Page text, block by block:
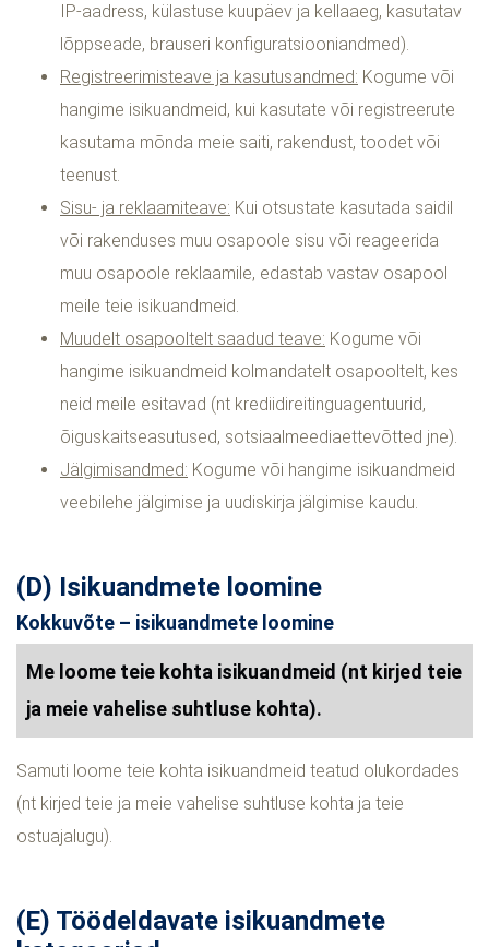
IP-aadress, külastuse kuupäev ja kellaaeg, kasutatav
lõppseade, brauseri konfiguratsiooniandmed).
Registreerimisteave ja kasutusandmed: Kogume või
hangime isikuandmeid, kui kasutate või registreerute
kasutama mõnda meie saiti, rakendust, toodet või
teenust.
Sisu- ja reklaamiteave: Kui otsustate kasutada saidil
või rakenduses muu osapoole sisu või reageerida
muu osapoole reklaamile, edastab vastav osapool
meile teie isikuandmeid.
Muudelt osapooltelt saadud teave: Kogume või
hangime isikuandmeid kolmandatelt osapooltelt, kes
neid meile esitavad (nt krediidireitinguagentuurid,
õiguskaitseasutused, sotsiaalmeediaettevõtted jne).
Jälgimisandmed: Kogume või hangime isikuandmeid
veebilehe jälgimise ja uudiskirja jälgimise kaudu.
(D) Isikuandmete loomine
Kokkuvõte – isikuandmete loomine
Me loome teie kohta isikuandmeid (nt kirjed teie
ja meie vahelise suhtluse kohta).
Samuti loome teie kohta isikuandmeid teatud olukordades
(nt kirjed teie ja meie vahelise suhtluse kohta ja teie
ostuajalugu).
(E) Töödeldavate isikuandmete